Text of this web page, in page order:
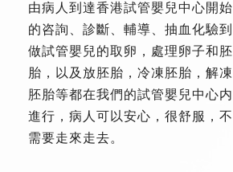
由病人到達香港試管嬰兒中心開始
的咨詢、診斷、輔導、抽血化驗到
做試管嬰兒的取卵，處理卵子和胚
胎，以及放胚胎，冷凍胚胎，解凍
胚胎等都在我們的試管嬰兒中心内
進行，病人可以安心，很舒服，不
需要走來走去。